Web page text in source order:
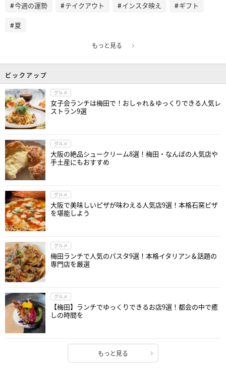
今週の運勢 テイクアウト インスタ映え ギフト
夏
もっと見る
ピックアップ
グルメ
女子会ランチは梅田で！おしゃれ＆ゆっくりできる人気レ
ストラン9選
グルメ
大阪の絶品シュークリーム8選！梅田・なんばの人気店や
手土産にもおすすめ
グルメ
大阪で美味しいピザが味わえる人気店9選！本格石窯ピザ
を堪能しよう
グルメ
梅田ランチで人気のパスタ9選！本格イタリアン＆話題の
専門店を厳選
グルメ
【梅田】ランチでゆっくりできるお店9選！都会の中で癒
しの時間を
もっと見る